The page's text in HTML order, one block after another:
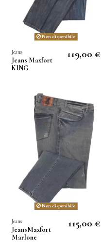
Non disponibile
Jeans
Jeans Maxfort
KING
119,00 €
Non disponibile
Jeans
JeansMaxfort
Marlone
115,00 €